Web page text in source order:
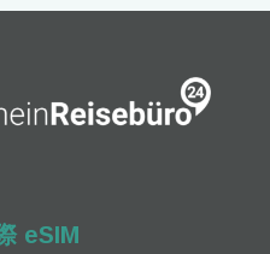
eSIM